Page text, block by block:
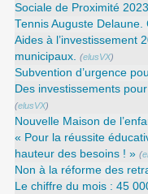
Sociale de Proximité
Tennis Auguste
Aides à l’investissement
municipaux. (elusVX)
Subvention d’urgence
Des investissements
(elusVX)
Nouvelle Maison de
« Pour la réussite
hauteur des besoins ! » (
Non à la réforme des
Le chiffre du mois : 45